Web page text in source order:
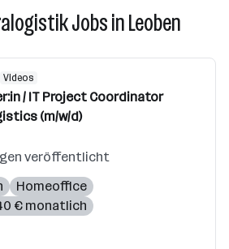
Jobs in Leoben
Videos
/ IT Project Coordinator
(m/w/d)
veröffentlicht
Homeoffice
€ monatlich